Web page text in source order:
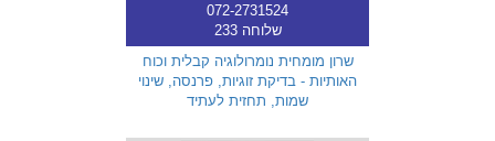
072-2731524
שלוחה 233
שרון מומחית נומרולוגיה קבלית וכוח
האותיות - בדיקת זוגיות, פרנסה, שינוי
שמות, תחזית לעתיד